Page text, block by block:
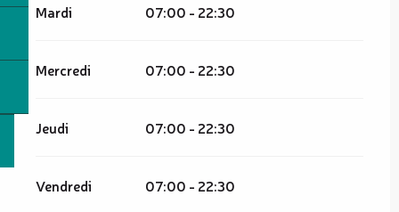
Mardi 07:00 - 22:30
Mercredi 07:00 - 22:30
Jeudi 07:00 - 22:30
Vendredi 07:00 - 22:30